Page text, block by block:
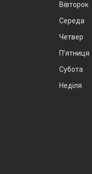
Вівторок
Середа
Четвер
Пʼятниця
Субота
Неділя